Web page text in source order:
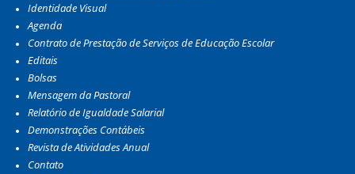
Identidade Visual
Agenda
Contrato de Prestação de Serviços de Educação Escolar
Editais
Bolsas
Mensagem da Pastoral
Relatório de Igualdade Salarial
Demonstrações Contábeis
Revista de Atividades Anual
Contato